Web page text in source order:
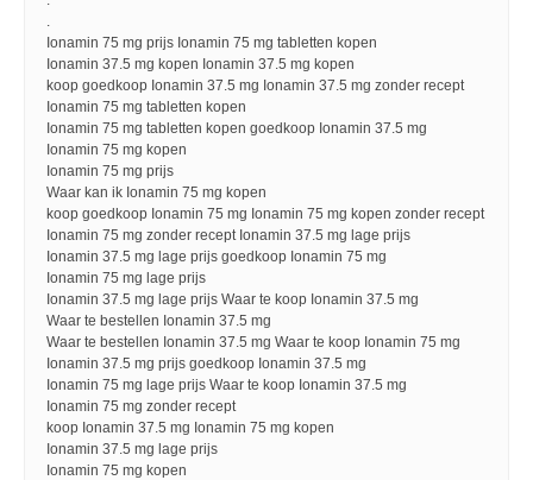
.
Ionamin 75 mg prijs Ionamin 75 mg tabletten kopen
Ionamin 37.5 mg kopen Ionamin 37.5 mg kopen
koop goedkoop Ionamin 37.5 mg Ionamin 37.5 mg zonder recept
Ionamin 75 mg tabletten kopen
Ionamin 75 mg tabletten kopen goedkoop Ionamin 37.5 mg
Ionamin 75 mg kopen
Ionamin 75 mg prijs
Waar kan ik Ionamin 75 mg kopen
koop goedkoop Ionamin 75 mg Ionamin 75 mg kopen zonder recept
Ionamin 75 mg zonder recept Ionamin 37.5 mg lage prijs
Ionamin 37.5 mg lage prijs goedkoop Ionamin 75 mg
Ionamin 75 mg lage prijs
Ionamin 37.5 mg lage prijs Waar te koop Ionamin 37.5 mg
Waar te bestellen Ionamin 37.5 mg
Waar te bestellen Ionamin 37.5 mg Waar te koop Ionamin 75 mg
Ionamin 37.5 mg prijs goedkoop Ionamin 37.5 mg
Ionamin 75 mg lage prijs Waar te koop Ionamin 37.5 mg
Ionamin 75 mg zonder recept
koop Ionamin 37.5 mg Ionamin 75 mg kopen
Ionamin 37.5 mg lage prijs
Ionamin 75 mg kopen